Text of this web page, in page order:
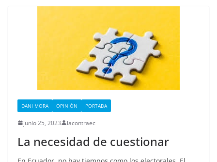
DANI MORA OPINIÓN PORTADA
junio 25, 2023 lacontraec
La necesidad de cuestionar